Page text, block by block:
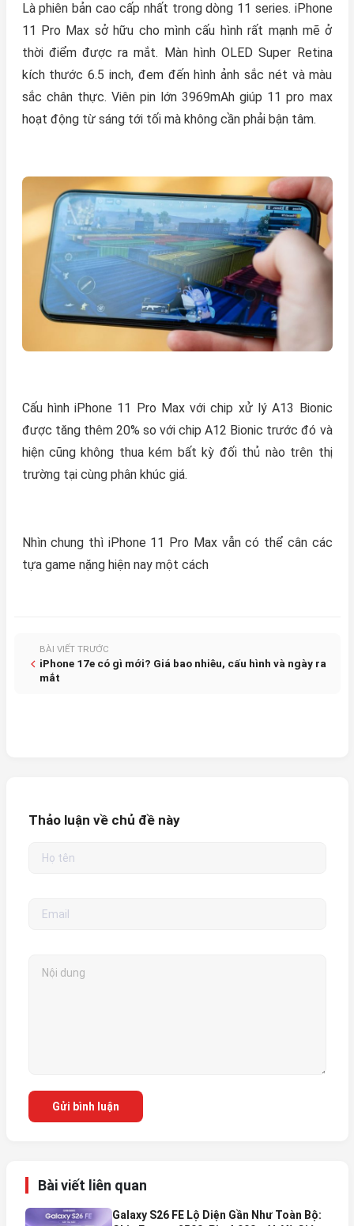
Là phiên bản cao cấp nhất trong dòng 11 series. iPhone
11 Pro Max sở hữu cho mình cấu hình rất mạnh mẽ ở
thời điểm được ra mắt. Màn hình OLED Super Retina
kích thước 6.5 inch, đem đến hình ảnh sắc nét và màu
sắc chân thực. Viên pin lớn 3969mAh giúp 11 pro max
hoạt động từ sáng tới tối mà không cần phải bận tâm.
Cấu hình iPhone 11 Pro Max với chip xử lý A13 Bionic
được tăng thêm 20% so với chip A12 Bionic trước đó và
hiện cũng không thua kém bất kỳ đối thủ nào trên thị
trường tại cùng phân khúc giá.
Nhìn chung thì iPhone 11 Pro Max vẫn có thể cân các
tựa game nặng hiện nay một cách
BÀI VIẾT TRƯỚC
iPhone 17e có gì mới? Giá bao nhiêu, cấu hình và ngày ra
mắt
Thảo luận về chủ đề này
Gửi bình luận
Bài viết liên quan
Galaxy S26 FE Lộ Diện Gần Như Toàn Bộ: